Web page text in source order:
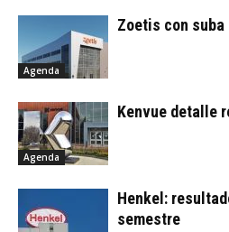
Agenda
Zoetis con suba
Agenda
Kenvue detalle
Henkel:
semestre